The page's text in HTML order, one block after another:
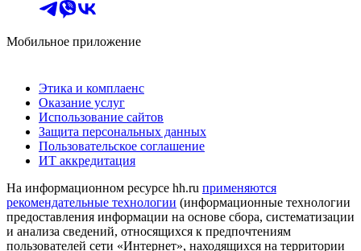
Мобильное приложение
Этика и комплаенс
Оказание услуг
Использование сайтов
Защита персональных данных
Пользовательское соглашение
ИТ аккредитация
На информационном ресурсе hh.ru применяются
рекомендательные технологии (информационные технологии
предоставления информации на основе сбора, систематизации
и анализа сведений, относящихся к предпочтениям
пользователей сети «Интернет», находящихся на территории